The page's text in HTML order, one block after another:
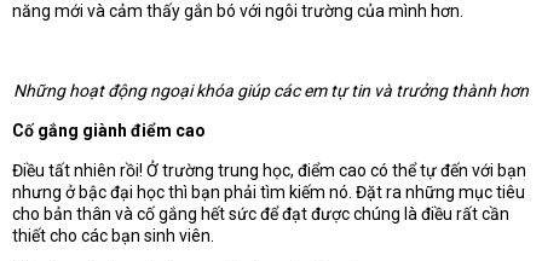
năng mới và cảm thấy gắn bó với ngôi trường của mình hơn.
Những hoạt động ngoại khóa giúp các em tự tin và trưởng thành hơn
Cố gắng giành điểm cao
Điều tất nhiên rồi! Ở trường trung học, điểm cao có thể tự đến với bạn
nhưng ở bậc đại học thì bạn phải tìm kiếm nó. Đặt ra những mục tiêu
cho bản thân và cố gắng hết sức để đạt được chúng là điều rất cần
thiết cho các bạn sinh viên.